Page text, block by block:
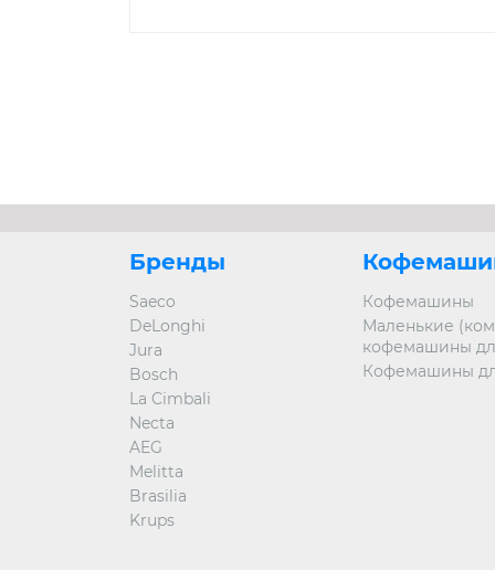
Бренды
Saeco
DeLonghi
Jura
Bosch
La Cimbali
Necta
AEG
Melitta
Brasilia
Krups
Кофемашины
Маленькие
кофемашины
Кофемашины